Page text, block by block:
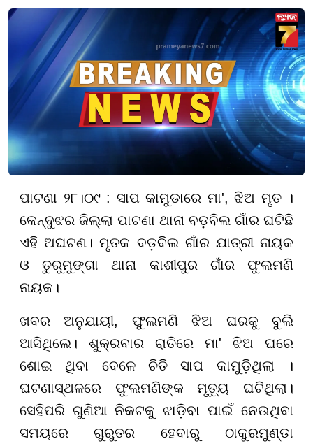
ପାଟଣା ୨୮।୦୯ : ସାପ କାମୁଡାରେ ମା', ଝିଅ ମୃତ ।
କେନ୍ଦୁଝର ଜିଲ୍ଲା ପାଟଣା ଥାନା ବଡ଼ବିଲ ଗାଁର ଘଟିଛି
ଏହି ଅଘଟଣ। ମୃତକ ବଡ଼ବିଲ ଗାଁର ଯାତ୍ରୀ ନାୟକ
ଓ ତୁରୁମୁଙ୍ଗା ଥାନା କାଶୀପୁର ଗାଁର ଫୁଲମଣି
ନାୟକ।
ଖବର ଅନୁଯାୟୀ, ଫୁଲମଣି ଝିଅ ଘରକୁ ବୁଲି
ଆସିଥିଲେ। ଶୁକ୍ରବାର ରାତିରେ ମା' ଝିଅ ଘରେ
ଶୋଇ ଥିବା ବେଳେ ଚିତି ସାପ କାମୁଡ଼ିଥିଲା ।
ଘଟଣାସ୍ଥଳରେ ଫୁଲମଣିଙ୍କ ମୃତ୍ୟୁ ଘଟିଥିଲା।
ସେହିପରି ଗୁଣିଆ ନିକଟକୁ ଝାଡ଼ିବା ପାଇଁ ନେଉଥିବା
ସମୟରେ ଗୁରୁତର ହେବାରୁ ଠାକୁରମୁଣ୍ଡା